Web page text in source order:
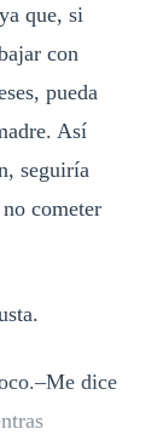
que, si
con
pueda
Así
seguiría
cometer
dice